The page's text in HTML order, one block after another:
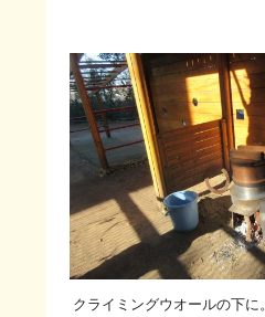
クライミングウオールの下に。